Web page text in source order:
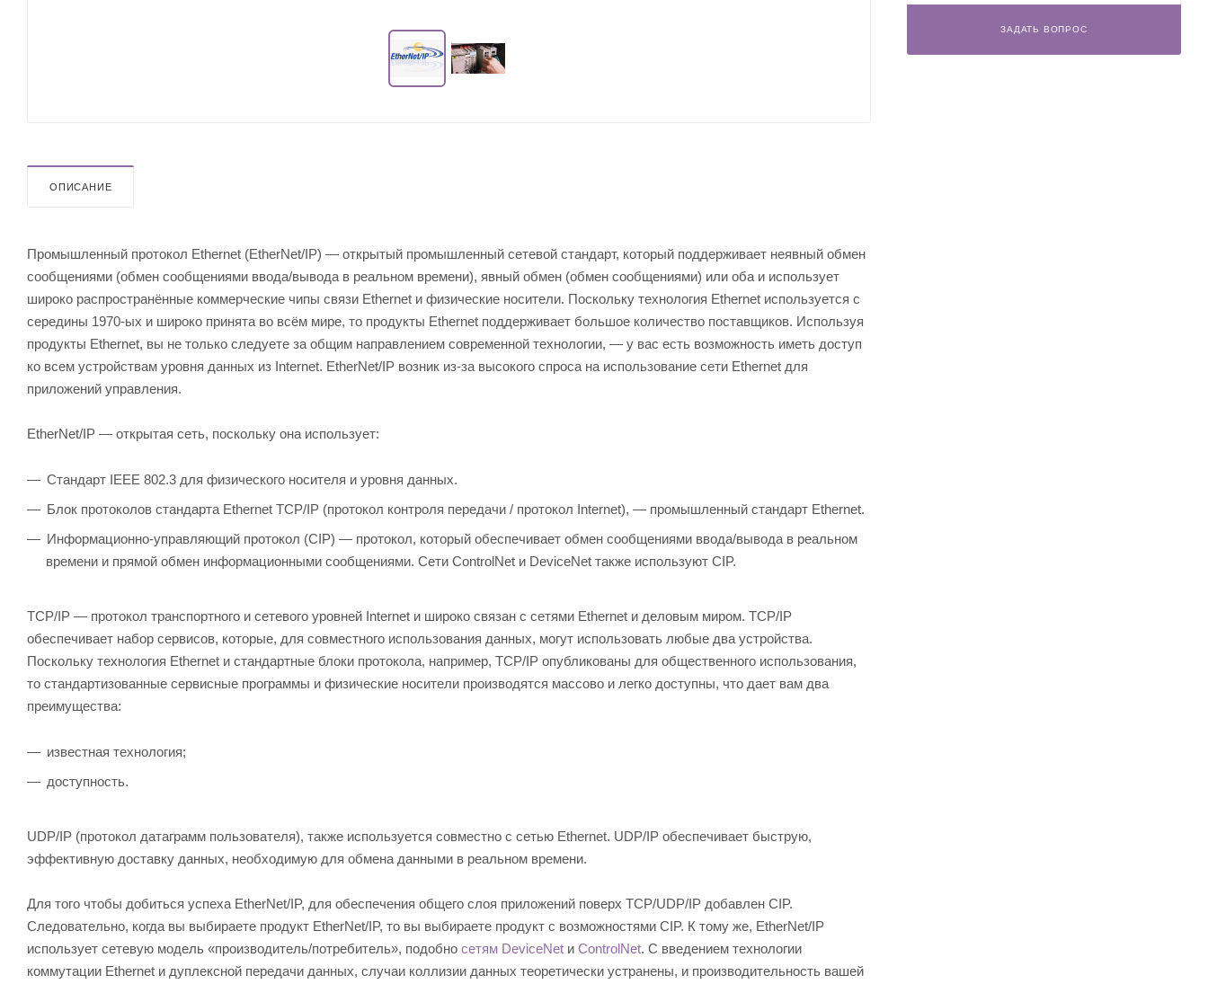
ОПИСАНИЕ
Промышленный протокол Ethernet (EtherNet/IP) — открытый промышленный сетевой стандарт, который поддерживает неявный обмен
сообщениями (обмен сообщениями ввода/вывода в реальном времени), явный обмен (обмен сообщениями) или оба и использует
широко распространённые коммерческие чипы связи Ethernet и физические носители. Поскольку технология Ethernet используется с
середины 1970-ых и широко принята во всём мире, то продукты Ethernet поддерживает большое количество поставщиков. Используя
продукты Ethernet, вы не только следуете за общим направлением современной технологии, — у вас есть возможность иметь доступ
ко всем устройствам уровня данных из Internet. EtherNet/IP возник из-за высокого спроса на использование сети Ethernet для
приложений управления.
EtherNet/IP — открытая сеть, поскольку она использует:
Стандарт IEEE 802.3 для физического носителя и уровня данных.
Блок протоколов стандарта Ethernet TCP/IP (протокол контроля передачи / протокол Internet), — промышленный стандарт Ethernet.
Информационно-управляющий протокол (CIP) — протокол, который обеспечивает обмен сообщениями ввода/вывода в реальном
времени и прямой обмен информационными сообщениями. Сети ControlNet и DeviceNet также используют CIP.
TCP/IP — протокол транспортного и сетевого уровней Internet и широко связан с сетями Ethernet и деловым миром. TCP/IP
обеспечивает набор сервисов, которые, для совместного использования данных, могут использовать любые два устройства.
Поскольку технология Ethernet и стандартные блоки протокола, например, TCP/IP опубликованы для общественного использования,
то стандартизованные сервисные программы и физические носители производятся массово и легко доступны, что дает вам два
преимущества:
известная технология;
доступность.
UDP/IP (протокол датаграмм пользователя), также используется совместно с сетью Ethernet. UDP/IP обеспечивает быструю,
эффективную доставку данных, необходимую для обмена данными в реальном времени.
Для того чтобы добиться успеха EtherNet/IP, для обеспечения общего слоя приложений поверх TCP/UDP/IP добавлен CIP.
Следовательно, когда вы выбираете продукт EtherNet/IP, то вы выбираете продукт с возможностями CIP. К тому же, EtherNet/IP
использует сетевую модель «производитель/потребитель», подобно сетям DeviceNet и ControlNet. С введением технологии
коммутации Ethernet и дуплексной передачи данных, случаи коллизии данных теоретически устранены, и производительность вашей
ЗАДАТЬ ВОПРОС